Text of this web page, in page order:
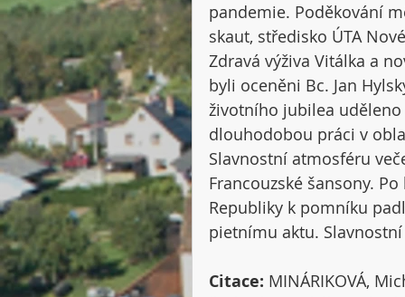
pandemie. Poděkování
skaut, středisko ÚTA
Zdravá výživa Vitálka a
byli oceněni Bc. Jan
životního jubilea uděleno
dlouhodobou práci v
Slavnostní atmosféru
Francouzské šansony.
Republiky k pomníku
pietnímu aktu.
Citace: MINÁRIKOVÁ,